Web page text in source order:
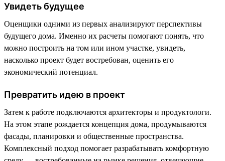
Увидеть будущее
Оценщики одними из первых анализируют перспективы
будущего дома. Именно их расчеты помогают понять, что
можно построить на том или ином участке, увидеть,
насколько проект будет востребован, оценить его
экономический потенциал.
Превратить идею в проект
Затем к работе подключаются архитекторы и продуктологи.
На этом этапе рождается концепция дома, продумываются
фасады, планировки и общественные пространства.
Комплексный подход помогает разрабатывать комфортную